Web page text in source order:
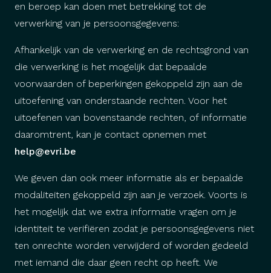
en beroep kan doen met betrekking tot de
verwerking van je persoonsgegevens:
Afhankelijk van de verwerking en de rechtsgrond van
die verwerking is het mogelijk dat bepaalde
voorwaarden of beperkingen gekoppeld zijn aan de
uitoefening van onderstaande rechten. Voor het
uitoefenen van bovenstaande rechten, of informatie
daaromtrent, kan je contact opnemen met
help@evri.be
We geven dan ook meer informatie als er bepaalde
modaliteiten gekoppeld zijn aan je verzoek. Voorts is
het mogelijk dat we extra informatie vragen om je
identiteit te verifiëren zodat je persoonsgegevens niet
ten onrechte worden verwijderd of worden gedeeld
met iemand die daar geen recht op heeft. We